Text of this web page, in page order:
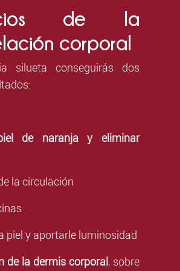
de la
corporal
silueta conseguirás dos
de naranja y eliminar
la circulación
piel y aportarle luminosidad
de la dermis corporal , sobre